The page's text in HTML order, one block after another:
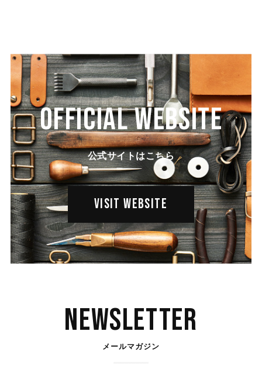
OFFICIAL WEBSITE
公式サイトはこちら
VISIT WEBSITE
Newsletter
メールマガジン